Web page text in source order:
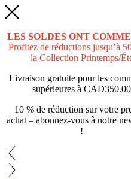
LES SOLDES ONT
Profitez de réductions jusqu’à
la Collection Printemps/
Livraison gratuite pour les
supérieures à CAD350.00
10 % de réduction sur votre
achat – abonnez-vous à notre
!